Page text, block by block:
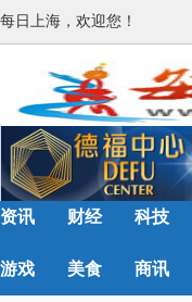
每日上海，欢迎您！
资讯 财经 科技
游戏 美食 商讯